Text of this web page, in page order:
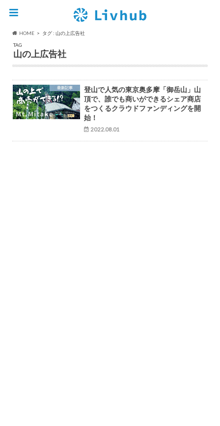
HOME
タグ : 山の上広告社
TAG
山の上広告社
最新記事
登山で人気の東京奥多摩「御岳山」山
頂で、誰でも商いができるシェア商店
をつくるクラウドファンディングを開
始！
2022.08.01